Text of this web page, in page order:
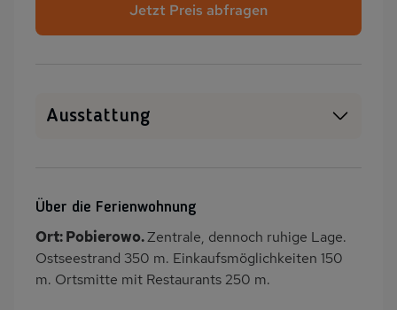
Jetzt Preis abfragen
Ausstattung
PKW-Parkplatz
Eingezäuntes
Grundstück
Über die Ferienwohnung
Ort: Pobierowo.Zentrale, dennoch ruhige Lage.
Ostseestrand 350 m. Einkaufsmöglichkeiten 150
m. Ortsmitte mit Restaurants 250 m.